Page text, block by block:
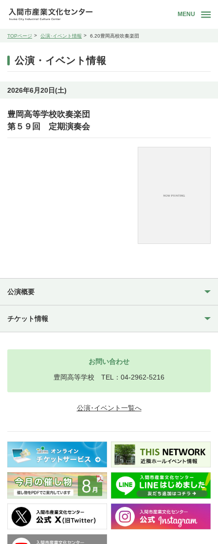
MENU
TOPページ 公演･イベント情報 6.20豊岡高校吹奏楽団
公演・イベント情報
2026年6月20日(土)
豊岡高等学校吹奏楽団
第５９回 定期演奏会
公演概要
チケット情報
お問い合わせ
豊岡高等学校 TEL：04-2962-5216
公演･イベント一覧へ